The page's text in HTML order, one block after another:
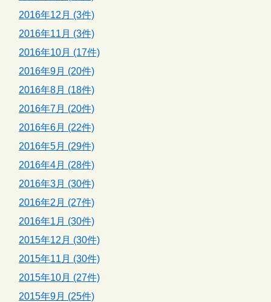
2016年12月 (3件)
2016年11月 (3件)
2016年10月 (17件)
2016年9月 (20件)
2016年8月 (18件)
2016年7月 (20件)
2016年6月 (22件)
2016年5月 (29件)
2016年4月 (28件)
2016年3月 (30件)
2016年2月 (27件)
2016年1月 (30件)
2015年12月 (30件)
2015年11月 (30件)
2015年10月 (27件)
2015年9月 (25件)